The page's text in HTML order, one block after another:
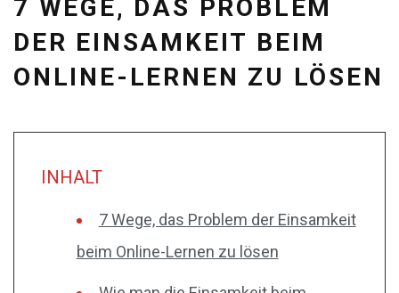
7 WEGE, DAS PROBLEM
DER EINSAMKEIT BEIM
ONLINE-LERNEN ZU LÖSEN
INHALT
7 Wege, das Problem der Einsamkeit
beim Online-Lernen zu lösen